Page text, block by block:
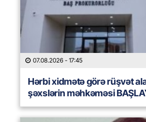
07.08.2026 - 17:45
Hərbi xidmətə görə rüşvət
şəxslərin məhkəməsi